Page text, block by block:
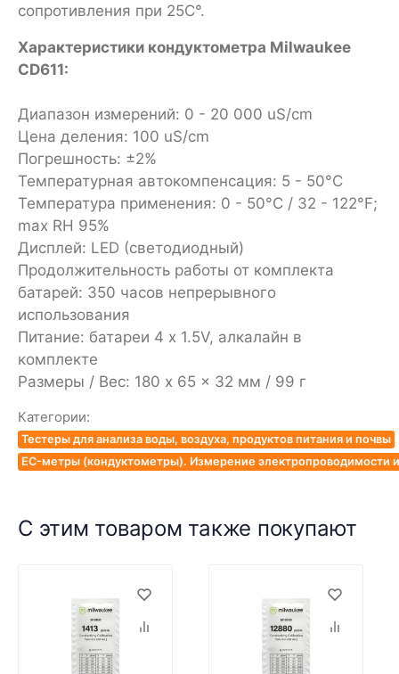
сопротивления при 25C°.
Характеристики кондуктометра Milwaukee
CD611:
Диапазон измерений: 0 - 20 000 uS/cm
Цена деления: 100 uS/cm
Погрешность: ±2%
Температурная автокомпенсация: 5 - 50°C
Температура применения: 0 - 50°C / 32 - 122°F;
max RH 95%
Дисплей: LED (светодиодный)
Продолжительность работы от комплекта
батарей: 350 часов непрерывного
использования
Питание: батареи 4 x 1.5V, алкалайн в
комплекте
Размеры / Вес: 180 x 65 x 32 мм / 99 г
Категории:
Тестеры для анализа воды, воздуха, продуктов питания и почвы
EC-метры (кондуктометры). Измерение электропроводимости
С этим товаром также покупают